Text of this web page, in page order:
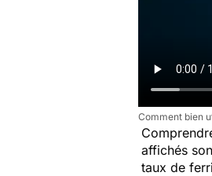
Comment bien
affichés
taux de